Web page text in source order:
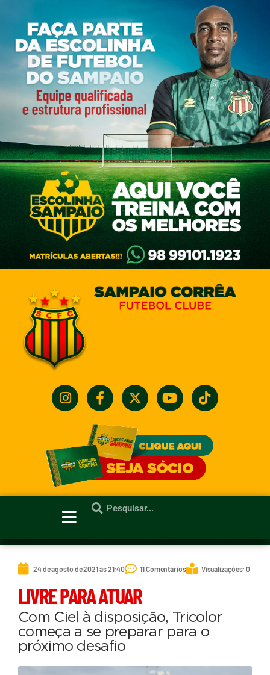
24 de agosto de 2021 às 21:40 11 Comentários Visualizações: 0
LIVRE PARA ATUAR
Com Ciel à disposição, Tricolor
começa a se preparar para o
próximo desafio